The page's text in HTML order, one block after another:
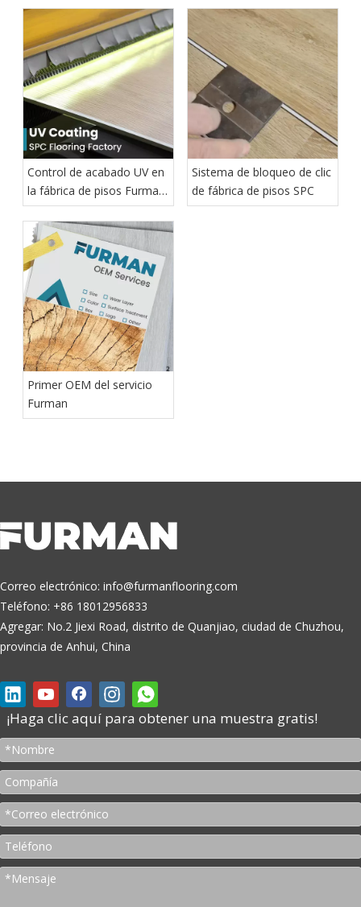
Control de acabado UV en
la fábrica de pisos Furman
SPC
Sistema de bloqueo de clic
de fábrica de pisos SPC
Primer OEM del servicio
Furman
Correo electrónico: info@furmanflooring.com
Teléfono: +86 18012956833
Agregar: No.2 Jiexi Road, distrito de Quanjiao, ciudad de Chuzhou,
provincia de Anhui, China
¡Haga clic aquí para obtener una muestra gratis!